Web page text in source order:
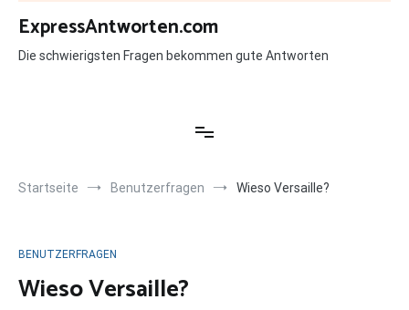
Zum
Inhalt
springen
ExpressAntworten.com
Die schwierigsten Fragen bekommen gute Antworten
Startseite Benutzerfragen Wieso Versaille?
BENUTZERFRAGEN
Wieso Versaille?